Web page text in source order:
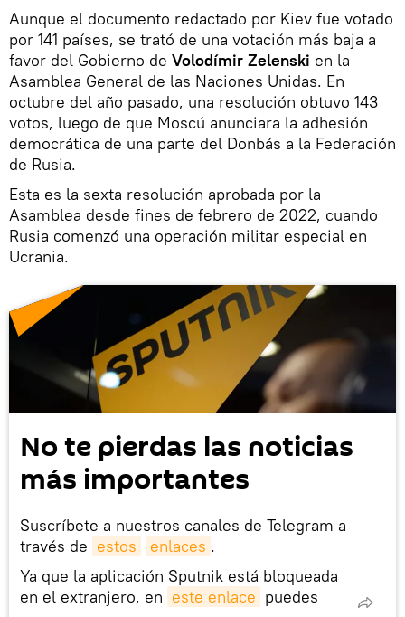
Aunque el documento redactado por Kiev fue votado
por 141 países, se trató de una votación más baja a
favor del Gobierno de Volodímir Zelenski en la
Asamblea General de las Naciones Unidas. En
octubre del año pasado, una resolución obtuvo 143
votos, luego de que Moscú anunciara la adhesión
democrática de una parte del Donbás a la Federación
de Rusia.
Esta es la sexta resolución aprobada por la
Asamblea desde fines de febrero de 2022, cuando
Rusia comenzó una operación militar especial en
Ucrania.
No te pierdas las noticias
más importantes
Suscríbete a nuestros canales de Telegram a
través de estos enlaces .
Ya que la aplicación Sputnik está bloqueada
en el extranjero, en este enlace puedes